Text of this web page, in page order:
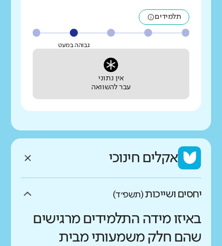
תלמידים
גבוהה במעט
אין נתוני
עבר להשוואה
אקלים חינוכי
יחסים ושייכות(תשפ״ד)
באיזו מידה התלמידים מרגישים
שהם חלק משמעותי מבית